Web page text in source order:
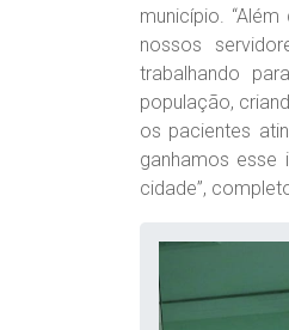
município.
nossos
trabalhando
população,
os pacientes
ganhamos esse
cidade”,